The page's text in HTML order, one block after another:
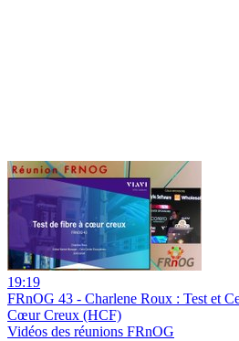
19:19
FRnOG 43 - Charlene Roux : Test et
Cœur Creux (HCF)
Vidéos des réunions FRnOG